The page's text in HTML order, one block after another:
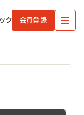
ク 会員登録